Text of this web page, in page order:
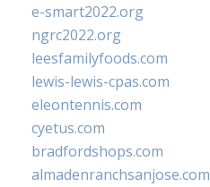
e-smart2022.org
ngrc2022.org
leesfamilyfoods.com
lewis-lewis-cpas.com
eleontennis.com
cyetus.com
bradfordshops.com
almadenranchsanjose.com